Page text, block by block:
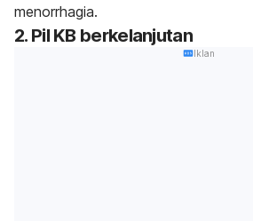
menorrhagia.
2. Pil KB berkelanjutan
Iklan